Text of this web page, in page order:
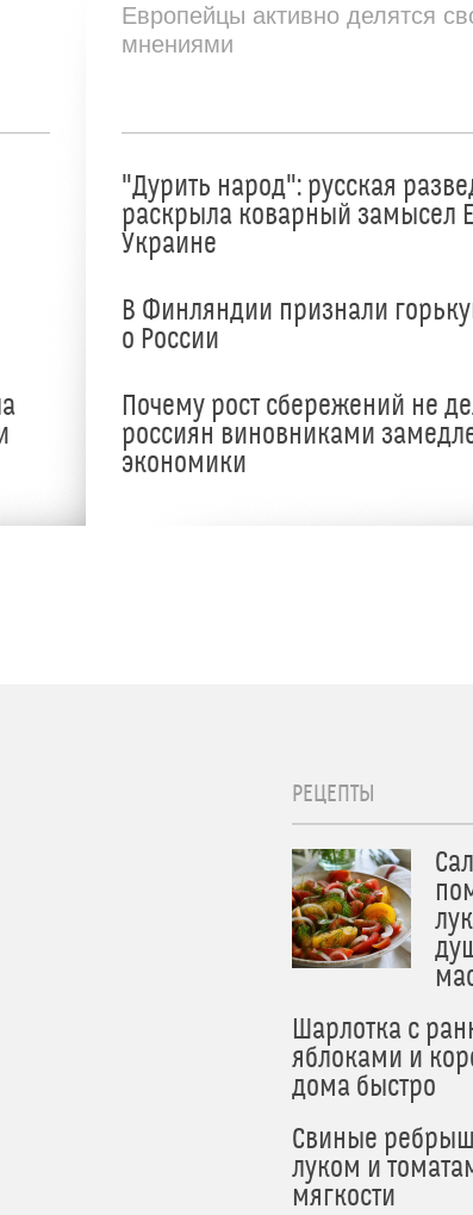
Европейцы активно делятся
мнениями
"Дурить народ": русская
раскрыла коварный замысел
Украине
В Финляндии признали
о России
Почему рост сбережений не
россиян виновниками
экономики
РЕЦЕПТЫ
Шарлотка с
яблоками и
дома быстро
Свиные
луком и
мягкости